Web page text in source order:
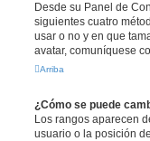
Desde su Panel de
siguientes cuatro
usar o no y en que
avatar, comuníquese
Arriba
¿Cómo se puede
Los rangos aparecen
usuario o la posición